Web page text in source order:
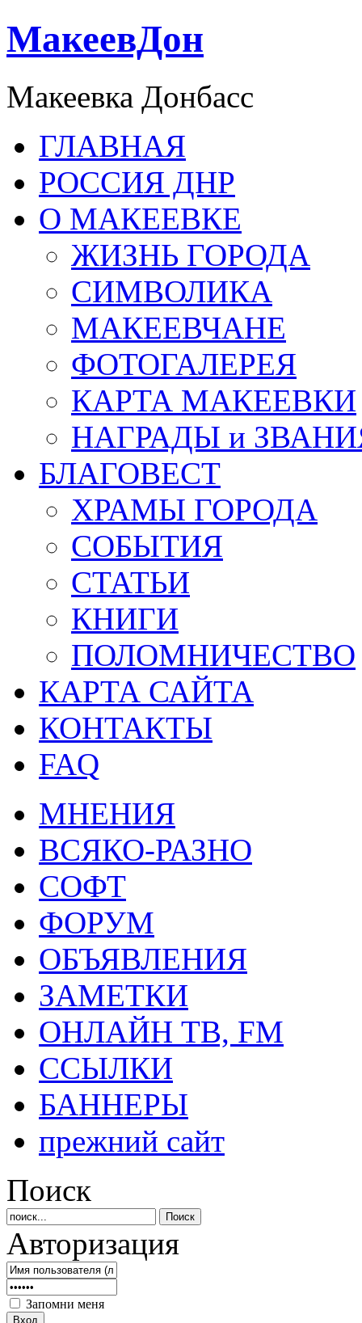
МакеевДон
Макеевка Донбасс
ГЛАВНАЯ
РОССИЯ ДНР
О МАКЕЕВКЕ
ЖИЗНЬ ГОРОДА
СИМВОЛИКА
МАКЕЕВЧАНЕ
ФОТОГАЛЕРЕЯ
КАРТА МАКЕЕВКИ
НАГРАДЫ и
БЛАГОВЕСТ
ХРАМЫ ГОРОДА
СОБЫТИЯ
СТАТЬИ
КНИГИ
ПОЛОМНИЧЕСТВО
КАРТА САЙТА
КОНТАКТЫ
FAQ
МНЕНИЯ
ВСЯКО-РАЗНО
СОФТ
ФОРУМ
ОБЪЯВЛЕНИЯ
ЗАМЕТКИ
ОНЛАЙН ТВ, FM
ССЫЛКИ
БАННЕРЫ
прежний сайт
Поиск
Авторизация
Запомни меня